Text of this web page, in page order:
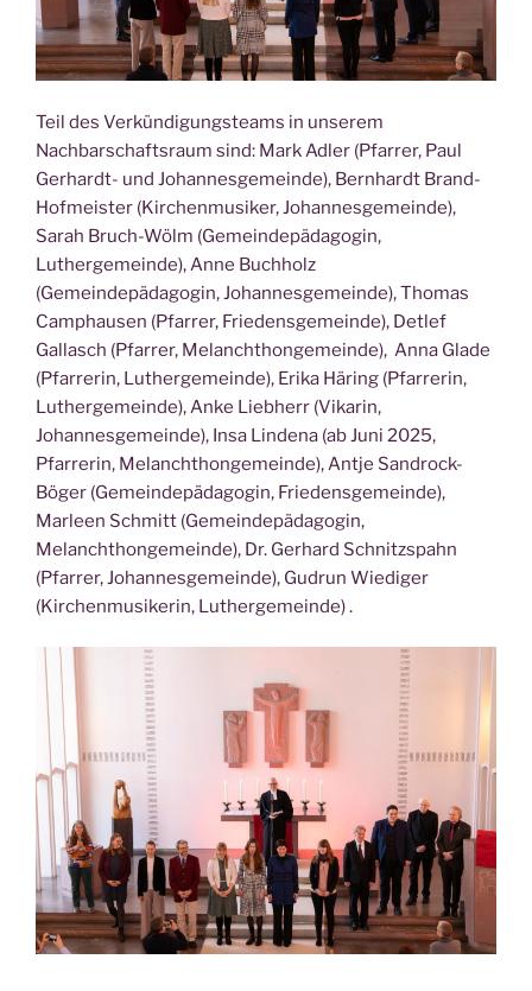
Teil des Verkündigungsteams in unserem
Nachbarschaftsraum sind: Mark Adler (Pfarrer, Paul
Gerhardt- und Johannesgemeinde), Bernhardt Brand-
Hofmeister (Kirchenmusiker, Johannesgemeinde),
Sarah Bruch-Wölm (Gemeindepädagogin,
Luthergemeinde), Anne Buchholz
(Gemeindepädagogin, Johannesgemeinde), Thomas
Camphausen (Pfarrer, Friedensgemeinde), Detlef
Gallasch (Pfarrer, Melanchthongemeinde), Anna Glade
(Pfarrerin, Luthergemeinde), Erika Häring (Pfarrerin,
Luthergemeinde), Anke Liebherr (Vikarin,
Johannesgemeinde), Insa Lindena (ab Juni 2025,
Pfarrerin, Melanchthongemeinde), Antje Sandrock-
Böger (Gemeindepädagogin, Friedensgemeinde),
Marleen Schmitt (Gemeindepädagogin,
Melanchthongemeinde), Dr. Gerhard Schnitzspahn
(Pfarrer, Johannesgemeinde), Gudrun Wiediger
(Kirchenmusikerin, Luthergemeinde) .